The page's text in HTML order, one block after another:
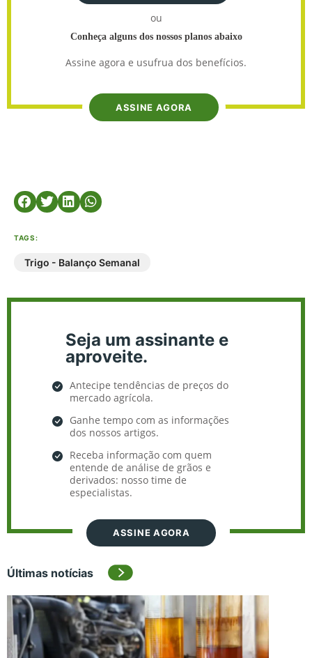
ou
Conheça alguns dos nossos planos abaixo
Assine agora e usufrua dos benefícios.
ASSINE AGORA
TAGS:
Trigo - Balanço Semanal
Seja um assinante e
aproveite.
Antecipe tendências de preços do
mercado agrícola.
Ganhe tempo com as informações
dos nossos artigos.
Receba informação com quem
entende de análise de grãos e
derivados: nosso time de
especialistas.
ASSINE AGORA
Últimas notícias